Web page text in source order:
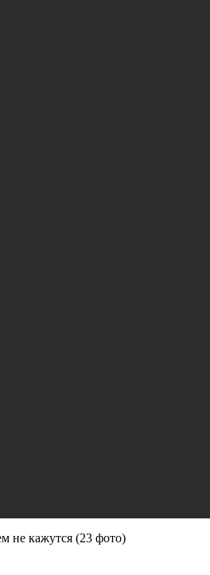
не кажутся (23 фото)